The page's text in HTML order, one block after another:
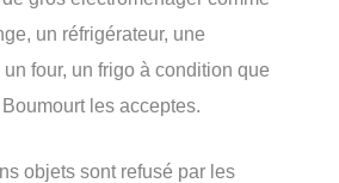
un réfrigérateur, une
four, un frigo à condition que
les acceptes.
objets sont refusé par les